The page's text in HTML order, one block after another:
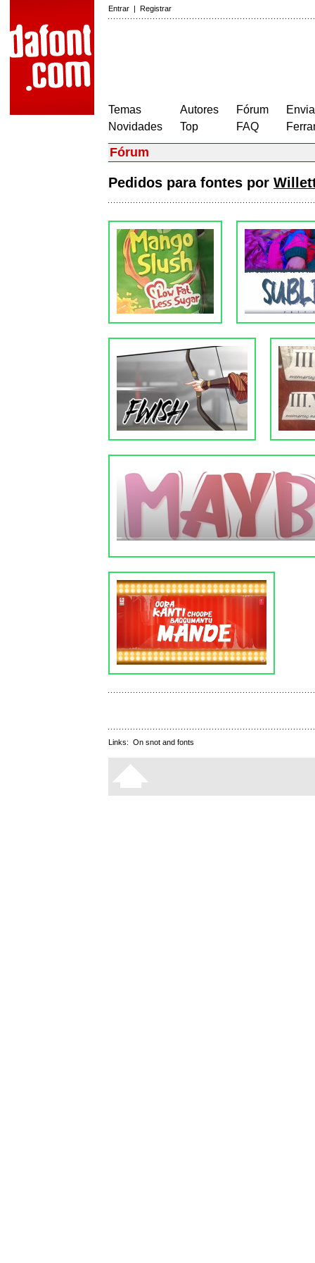
Entrar | Registrar
Temas
Novidades
Autores
Top
Fórum
FAQ
Fórum
Pedidos para fontes por
Links: On snot and fonts